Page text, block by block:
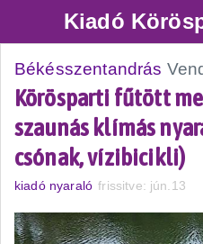
Kiadó
Békésszentandrás
Körösparti fűtött
szaunás klímás
csónak, vízibicikli)
kiadó nyaraló frissitve: jún.13